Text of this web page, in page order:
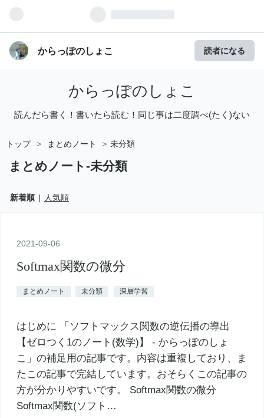
からっぽのしょこ 読者になる
からっぽのしょこ
読んだら書く！書いたら読む！同じ事は二度調べ(たく)ない
トップ > まとめノート > 未分類
まとめノート-未分類
新着順 人気順
2021-09-06
Softmax関数の微分
まとめノート 未分類 深層学習
はじめに 「ソフトマックス関数の逆伝播の導出
【ゼロつく1のノート(数学)】 - からっぽのしょ
こ」の補足用の記事です。内容は重複しており、ま
たこの記事で完結しています。おそらくこの記事の
方が分かりやすいです。 Softmax関数の微分
Softmax関数(ソフト…